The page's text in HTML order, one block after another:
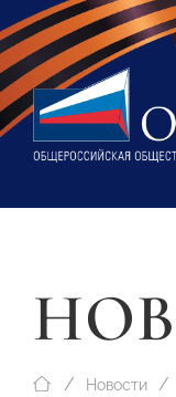
Новости